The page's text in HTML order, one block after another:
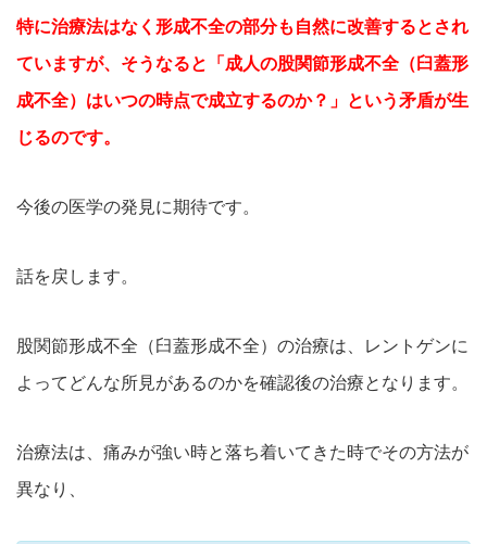
特に治療法はなく形成不全の部分も自然に改善するとされ
ていますが、そうなると「成人の股関節形成不全（臼蓋形
成不全）はいつの時点で成立するのか？」という矛盾が生
じるのです。
今後の医学の発見に期待です。
話を戻します。
股関節形成不全（臼蓋形成不全）の治療は、レントゲンに
よってどんな所見があるのかを確認後の治療となります。
治療法は、痛みが強い時と落ち着いてきた時でその方法が
異なり、